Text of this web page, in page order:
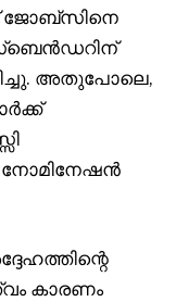
ജോബ്‌സിനെ
അതുപോലെ,
കാരണം